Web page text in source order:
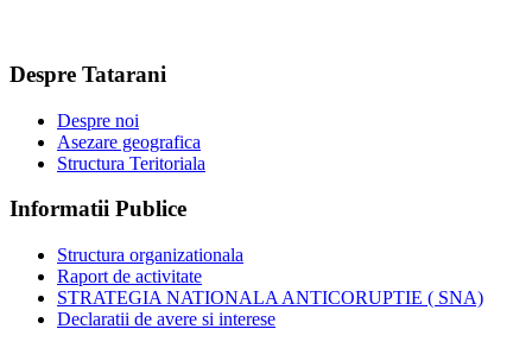
Despre Tatarani
Despre noi
Asezare geografica
Structura Teritoriala
Informatii Publice
Structura organizationala
Raport de activitate
STRATEGIA NATIONALA ANTICORUPTIE ( SNA)
Declaratii de avere si interese